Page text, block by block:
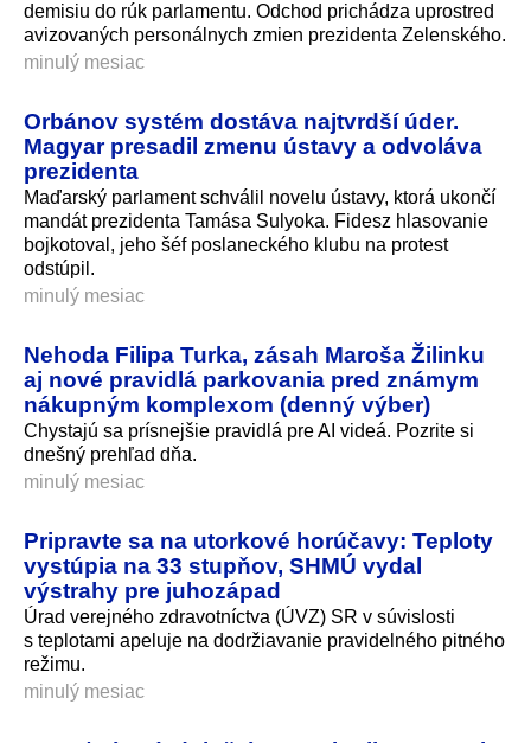
demisiu do rúk parlamentu. Odchod prichádza uprostred
avizovaných personálnych zmien prezidenta Zelenského.
minulý mesiac
Orbánov systém dostáva najtvrdší úder.
Magyar presadil zmenu ústavy a odvoláva
prezidenta
Maďarský parlament schválil novelu ústavy, ktorá ukončí
mandát prezidenta Tamása Sulyoka. Fidesz hlasovanie
bojkotoval, jeho šéf poslaneckého klubu na protest
odstúpil.
minulý mesiac
Nehoda Filipa Turka, zásah Maroša Žilinku
aj nové pravidlá parkovania pred známym
nákupným komplexom (denný výber)
Chystajú sa prísnejšie pravidlá pre AI videá. Pozrite si
dnešný prehľad dňa.
minulý mesiac
Pripravte sa na utorkové horúčavy: Teploty
vystúpia na 33 stupňov, SHMÚ vydal
výstrahy pre juhozápad
Úrad verejného zdravotníctva (ÚVZ) SR v súvislosti
s teplotami apeluje na dodržiavanie pravidelného pitného
režimu.
minulý mesiac